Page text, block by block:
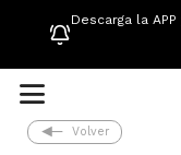
Descarga la
Volver